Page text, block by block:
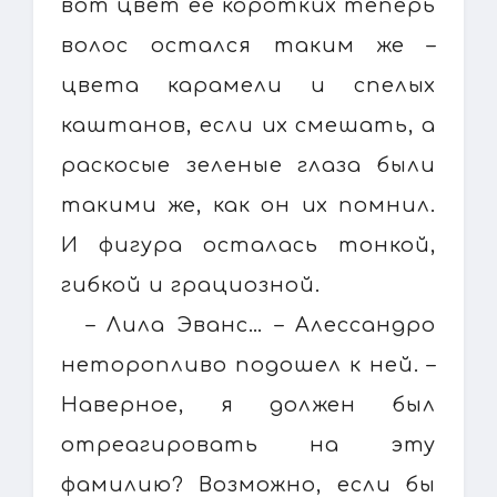
вот цвет ее коротких теперь
волос остался таким же –
цвета карамели и спелых
каштанов, если их смешать, а
раскосые зеленые глаза были
такими же, как он их помнил.
И фигура осталась тонкой,
гибкой и грациозной.
– Лила Эванс… – Алессандро
неторопливо подошел к ней. –
Наверное, я должен был
отреагировать на эту
фамилию? Возможно, если бы